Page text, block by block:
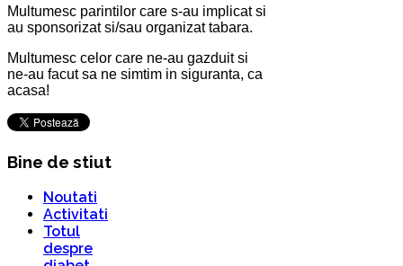
Multumesc parintilor care s-au implicat si
au sponsorizat si/sau organizat tabara.
Multumesc celor care ne-au gazduit si
ne-au facut sa ne simtim in siguranta, ca
acasa!
Bine de stiut
Noutati
Activitati
Totul
despre